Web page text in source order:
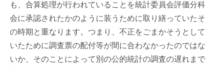
も、合算処理が行われていることを統計委員会評価分科
会に承認されたかのように装うために取り繕っていたそ
の時期と重なります。つまり、不正をごまかそうとして
いたために調査票の配付等が間に合わなかったのではな
いか、そのことによって別の公的統計の調査の遅れまで